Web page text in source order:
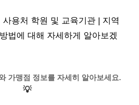
용처 학원 및 교육기관 | 지역
법에 대해 자세하게 알아보겠
가맹점 정보를 자세히 알아보세요.
💡